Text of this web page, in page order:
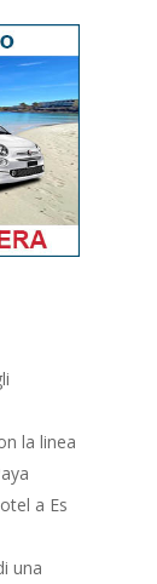
la linea
a Es
una